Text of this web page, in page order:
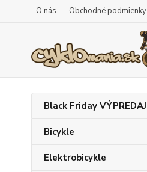
O nás Obchodné podmienky
Black Friday VÝPREDAJ
Bicykle
Elektrobicykle